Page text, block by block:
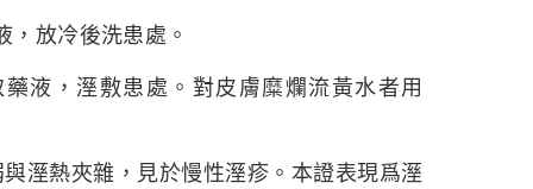
放冷後洗患處。
液，溼敷患處。對皮膚糜爛流黃水者用
溼熱夾雜，見於慢性溼疹。本證表現爲溼